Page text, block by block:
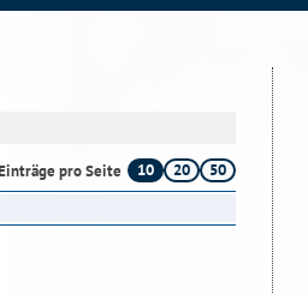
pro Seite 10 20
50